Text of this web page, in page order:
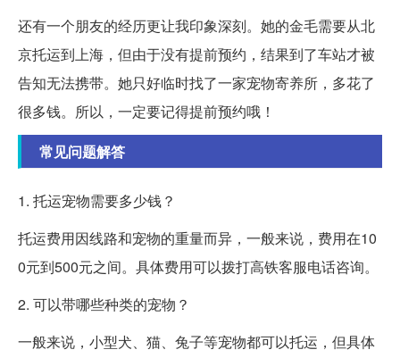
还有一个朋友的经历更让我印象深刻。她的金毛需要从北
京托运到上海，但由于没有提前预约，结果到了车站才被
告知无法携带。她只好临时找了一家宠物寄养所，多花了
很多钱。所以，一定要记得提前预约哦！
常见问题解答
1. 托运宠物需要多少钱？
托运费用因线路和宠物的重量而异，一般来说，费用在10
0元到500元之间。具体费用可以拨打高铁客服电话咨询。
2. 可以带哪些种类的宠物？
一般来说，小型犬、猫、兔子等宠物都可以托运，但具体